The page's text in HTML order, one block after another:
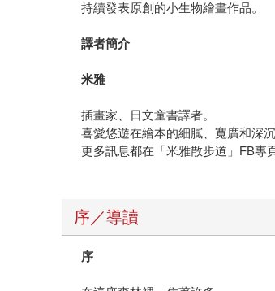
持續發表原創的小生物繪畫作品。
譯者簡介
米雅
插畫家、日文童書譯者。
喜愛悠遊在繪本的細膩、寬廣和深沉
更多訊息都在「米雅散步道」FB專頁
序／導讀
序